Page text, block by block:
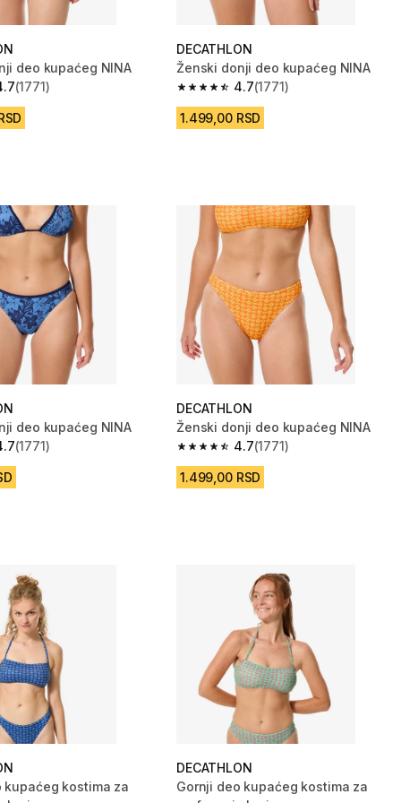
deo kupaćeg NINA
from 1771 Recenzije
(1771)
DECATHLON
Ženski donji deo kupaćeg NINA
4.7
4.7 od 5 zvezdica from 1771
(1771)
1.499,00 RSD
deo kupaćeg NINA
from 1771 Recenzije
(1771)
DECATHLON
Ženski donji deo kupaćeg NINA
4.7
4.7 od 5 zvezdica from 1771
(1771)
1.499,00 RSD
kupaćeg kostima za
DECATHLON
Gornji deo kupaćeg kostima za